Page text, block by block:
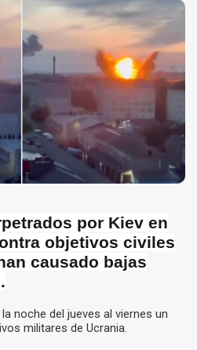
por Kiev en
objetivos civiles
causado bajas
noche del jueves al viernes un
militares de Ucrania.